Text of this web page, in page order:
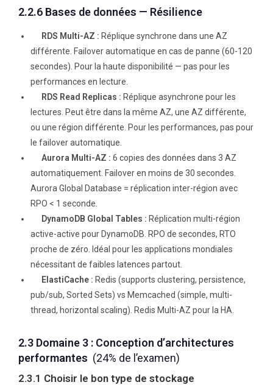
2.2.6 Bases de données — Résilience
RDS Multi-AZ : Réplique synchrone dans une AZ
différente. Failover automatique en cas de panne (60-120
secondes). Pour la haute disponibilité — pas pour les
performances en lecture.
RDS Read Replicas : Réplique asynchrone pour les
lectures. Peut être dans la même AZ, une AZ différente,
ou une région différente. Pour les performances, pas pour
le failover automatique.
Aurora Multi-AZ : 6 copies des données dans 3 AZ
automatiquement. Failover en moins de 30 secondes.
Aurora Global Database = réplication inter-région avec
RPO < 1 seconde.
DynamoDB Global Tables : Réplication multi-région
active-active pour DynamoDB. RPO de secondes, RTO
proche de zéro. Idéal pour les applications mondiales
nécessitant de faibles latences partout.
ElastiCache : Redis (supports clustering, persistence,
pub/sub, Sorted Sets) vs Memcached (simple, multi-
thread, horizontal scaling). Redis Multi-AZ pour la HA.
2.3 Domaine 3 : Conception d’architectures
performantes (24% de l’examen)
2.3.1 Choisir le bon type de stockage